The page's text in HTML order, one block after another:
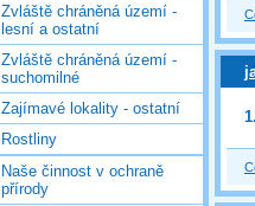
Zvláště chráněná území -
lesní a ostatní
Zvláště chráněná území -
suchomilné
Zajímavé lokality - ostatní
Rostliny
Naše činnost v ochraně
přírody